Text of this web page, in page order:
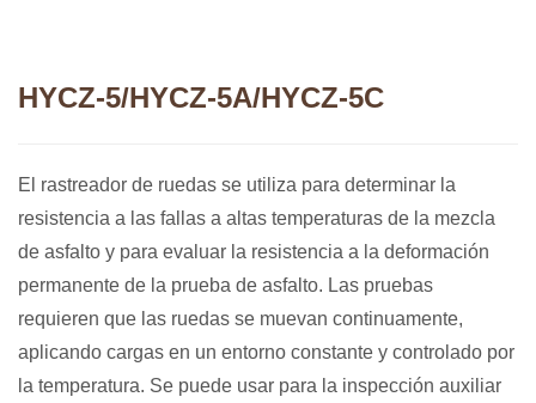
HYCZ-5/HYCZ-5A/HYCZ-5C
El rastreador de ruedas se utiliza para determinar la
resistencia a las fallas a altas temperaturas de la mezcla
de asfalto y para evaluar la resistencia a la deformación
permanente de la prueba de asfalto. Las pruebas
requieren que las ruedas se muevan continuamente,
aplicando cargas en un entorno constante y controlado por
la temperatura. Se puede usar para la inspección auxiliar